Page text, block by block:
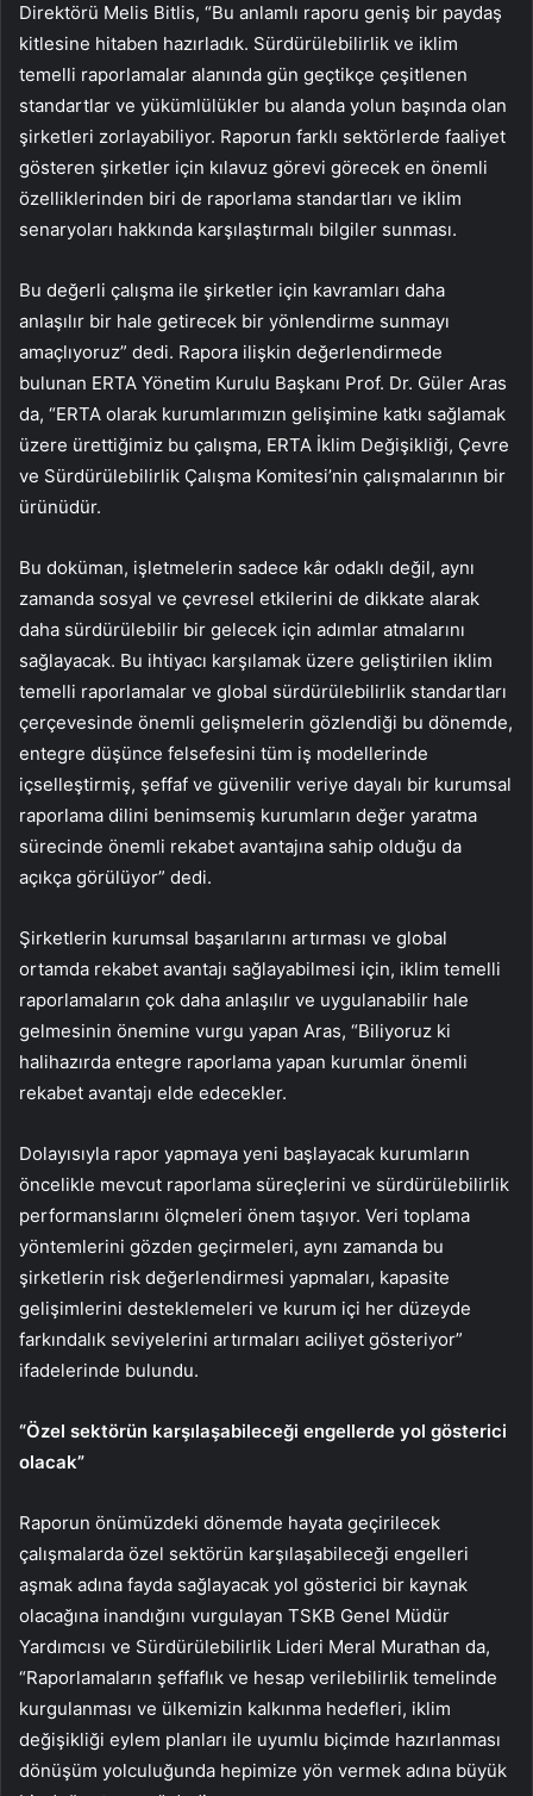
Direktörü Melis Bitlis, “Bu anlamlı raporu geniş bir paydaş
kitlesine hitaben hazırladık. Sürdürülebilirlik ve iklim
temelli raporlamalar alanında gün geçtikçe çeşitlenen
standartlar ve yükümlülükler bu alanda yolun başında olan
şirketleri zorlayabiliyor. Raporun farklı sektörlerde faaliyet
gösteren şirketler için kılavuz görevi görecek en önemli
özelliklerinden biri de raporlama standartları ve iklim
senaryoları hakkında karşılaştırmalı bilgiler sunması.
Bu değerli çalışma ile şirketler için kavramları daha
anlaşılır bir hale getirecek bir yönlendirme sunmayı
amaçlıyoruz” dedi. Rapora ilişkin değerlendirmede
bulunan ERTA Yönetim Kurulu Başkanı Prof. Dr. Güler Aras
da, “ERTA olarak kurumlarımızın gelişimine katkı sağlamak
üzere ürettiğimiz bu çalışma, ERTA İklim Değişikliği, Çevre
ve Sürdürülebilirlik Çalışma Komitesi’nin çalışmalarının bir
ürünüdür.
Bu doküman, işletmelerin sadece kâr odaklı değil, aynı
zamanda sosyal ve çevresel etkilerini de dikkate alarak
daha sürdürülebilir bir gelecek için adımlar atmalarını
sağlayacak. Bu ihtiyacı karşılamak üzere geliştirilen iklim
temelli raporlamalar ve global sürdürülebilirlik standartları
çerçevesinde önemli gelişmelerin gözlendiği bu dönemde,
entegre düşünce felsefesini tüm iş modellerinde
içselleştirmiş, şeffaf ve güvenilir veriye dayalı bir kurumsal
raporlama dilini benimsemiş kurumların değer yaratma
sürecinde önemli rekabet avantajına sahip olduğu da
açıkça görülüyor” dedi.
Şirketlerin kurumsal başarılarını artırması ve global
ortamda rekabet avantajı sağlayabilmesi için, iklim temelli
raporlamaların çok daha anlaşılır ve uygulanabilir hale
gelmesinin önemine vurgu yapan Aras, “Biliyoruz ki
halihazırda entegre raporlama yapan kurumlar önemli
rekabet avantajı elde edecekler.
Dolayısıyla rapor yapmaya yeni başlayacak kurumların
öncelikle mevcut raporlama süreçlerini ve sürdürülebilirlik
performanslarını ölçmeleri önem taşıyor. Veri toplama
yöntemlerini gözden geçirmeleri, aynı zamanda bu
şirketlerin risk değerlendirmesi yapmaları, kapasite
gelişimlerini desteklemeleri ve kurum içi her düzeyde
farkındalık seviyelerini artırmaları aciliyet gösteriyor”
ifadelerinde bulundu.
“Özel sektörün karşılaşabileceği engellerde yol gösterici
olacak”
Raporun önümüzdeki dönemde hayata geçirilecek
çalışmalarda özel sektörün karşılaşabileceği engelleri
aşmak adına fayda sağlayacak yol gösterici bir kaynak
olacağına inandığını vurgulayan TSKB Genel Müdür
Yardımcısı ve Sürdürülebilirlik Lideri Meral Murathan da,
“Raporlamaların şeffaflık ve hesap verilebilirlik temelinde
kurgulanması ve ülkemizin kalkınma hedefleri, iklim
değişikliği eylem planları ile uyumlu biçimde hazırlanması
dönüşüm yolculuğunda hepimize yön vermek adına büyük